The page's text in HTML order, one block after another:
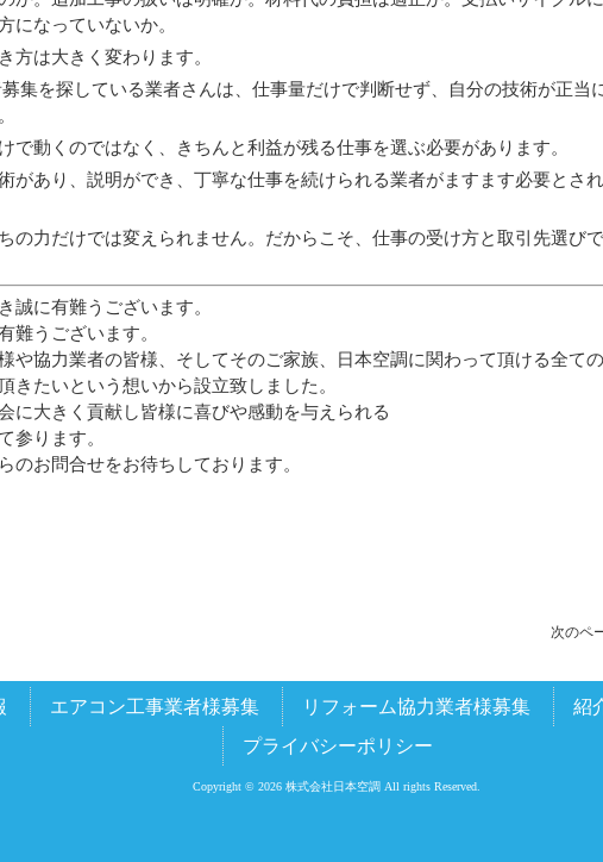
になっていないか。
方は大きく変わります。
集を探している業者さんは、仕事量だけで判断せず、自分の技術が正当
で動くのではなく、きちんと利益が残る仕事を選ぶ必要があります。
があり、説明ができ、丁寧な仕事を続けられる業者がますます必要とさ
の力だけでは変えられません。だからこそ、仕事の受け方と取引先選びで
誠に有難うございます。
難うございます。
や協力業者の皆様、そしてそのご家族、日本空調に関わって頂ける全ての
きたいという想いから設立致しました。
に大きく貢献し皆様に喜びや感動を与えられる
参ります。
のお問合せをお待ちしております。
次のペ
エアコン工事業者様募集 リフォーム協力業者様募集 紹
プライバシーポリシー
Copyright © 2026 株式会社日本空調 All rights Reserved.